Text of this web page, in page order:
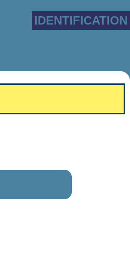
IDENTIFICATION